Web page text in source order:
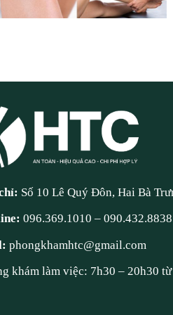
Số 10 Lê Quý Đôn, Hai Bà
096.369.1010 –090.432.8838
phongkhamhtc@gmail.com
khám làm việc: 7h30 – 20h30